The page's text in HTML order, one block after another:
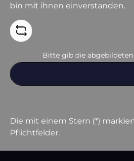
bin mit ihnen einverstanden.
Bitte gib die abgebildeten
Die mit einem Stern (*)
Pflichtfelder.